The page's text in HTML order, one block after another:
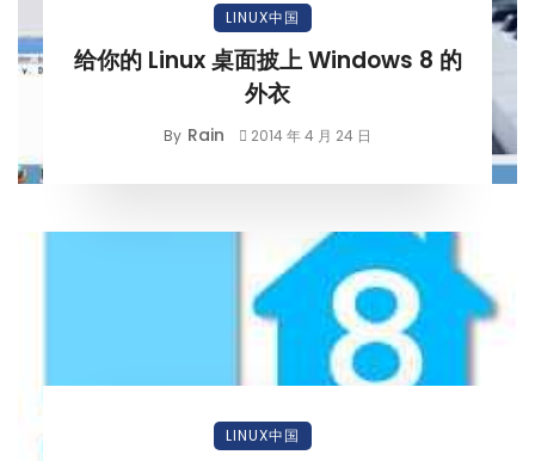
LINUX中国
给你的 Linux 桌面披上 Windows 8 的
外衣
By Rain 2014 年 4 月 24 日
LINUX中国